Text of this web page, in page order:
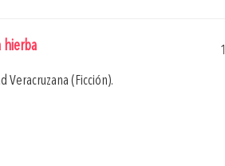
hierba
Veracruzana (Ficción).